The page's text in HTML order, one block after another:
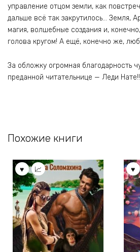
управление отцом земли, как
дальше всё так закрутилось… Земля,
магия, волшебные создания и,
голова кругом! А ещё, конечно же,
За обложку огромная благодарность
преданной читательнице — Леди
Похожие книги